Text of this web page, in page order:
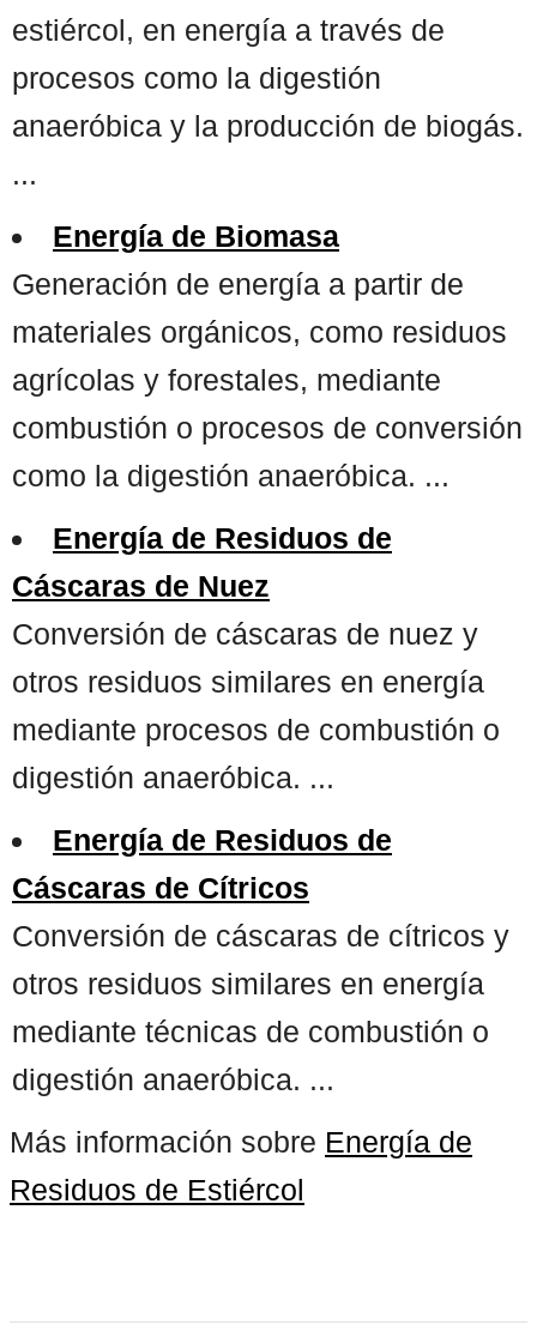
estiércol, en energía a través de
procesos como la digestión
anaeróbica y la producción de biogás.
...
Energía de Biomasa
Generación de energía a partir de
materiales orgánicos, como residuos
agrícolas y forestales, mediante
combustión o procesos de conversión
como la digestión anaeróbica. ...
Energía de Residuos de
Cáscaras de Nuez
Conversión de cáscaras de nuez y
otros residuos similares en energía
mediante procesos de combustión o
digestión anaeróbica. ...
Energía de Residuos de
Cáscaras de Cítricos
Conversión de cáscaras de cítricos y
otros residuos similares en energía
mediante técnicas de combustión o
digestión anaeróbica. ...
Más información sobre Energía de
Residuos de Estiércol